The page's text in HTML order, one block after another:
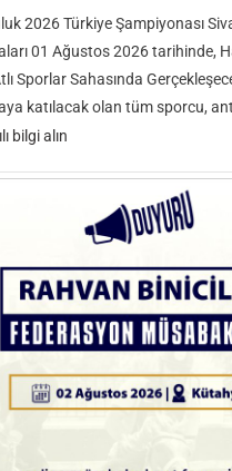
2026 Türkiye Şampiyonası
01 Ağustos 2026 tarihinde,
Sporlar Sahasında
katılacak olan tüm sporcu,
bilgi alın:
2026
Türkiye
Şampiyonası
Final
|